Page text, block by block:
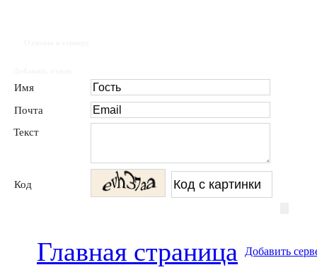
Имя
Почта
Текст
Код
Главная страница Добавить